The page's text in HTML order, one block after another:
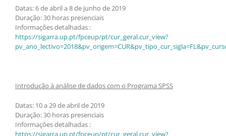
Datas: 6 de abril a 8 de junho de 2019
Duração: 30 horas presenciais
Informações detalhadas :
https://sigarra.up.pt/fpceup/pt/cur_geral.cur_view?
Introdução à análise de dados com o Programa SPSS
Datas: 10 a 29 de abril de 2019
Duração: 30 horas presenciais
Informações detalhadas :
https://sigarra.up.pt/fpceup/pt/cur_geral.cur_view?